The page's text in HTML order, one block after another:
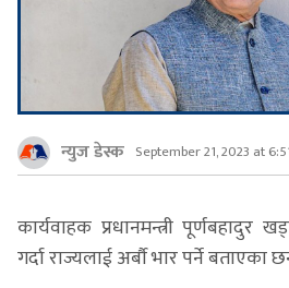
न्युज डेस्क September 21, 2023 at
कार्यवाहक प्रधानमन्त्री पूर्णबहादुर
गर्दा राज्यलाई अर्बौ भार पर्ने बताएका